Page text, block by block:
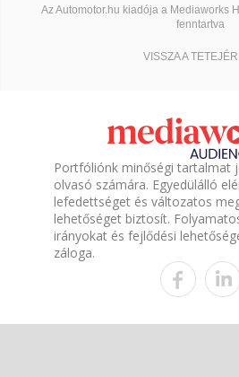
Az Automotor.hu kiadója a Mediaworks
fenntartva
VISSZA A
Portfóliónk minőségi tartalmat
olvasó számára. Egyedülálló
lefedettséget és változatos
lehetőséget biztosít.
irányokat és fejlődési
záloga.